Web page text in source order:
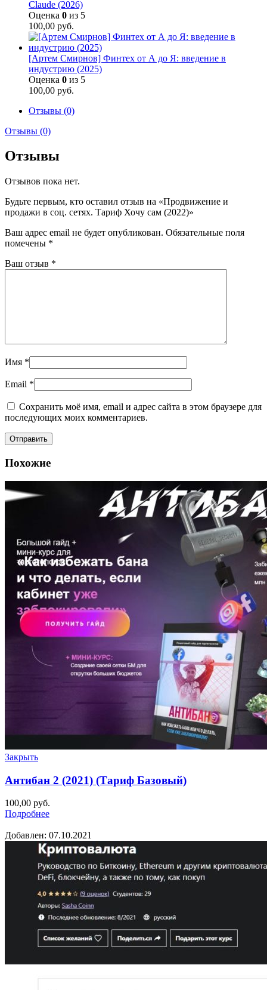
Claude (2026)
Оценка 0 из 5
100,00 руб.
[Артем Смирнов] Финтех от А до Я: введение в
индустрию (2025)
Оценка 0 из 5
100,00 руб.
Отзывы (0)
Отзывы (0)
Отзывы
Отзывов пока нет.
Будьте первым, кто оставил отзыв на «Продвижение и
продажи в соц. сетях. Тариф Хочу сам (2022)»
Ваш адрес email не будет опубликован. Обязательные поля
помечены *
Ваш отзыв *
Имя *
Email *
Сохранить моё имя, email и адрес сайта в этом браузере для
последующих моих комментариев.
Похожие
Закрыть
Антибан 2 (2021) (Тариф Базовый)
100,00 руб.
Подробнее
Добавлен: 07.10.2021